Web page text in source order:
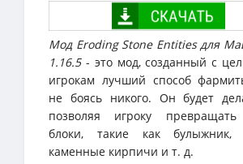
Мод Eroding Stone Entities для
1.16.5- это мод, созданный с
игрокам лучший способ
не боясь никого. Он будет
позволяя игроку превращать
блоки, такие как булыжник,
каменные кирпичи и т. д.